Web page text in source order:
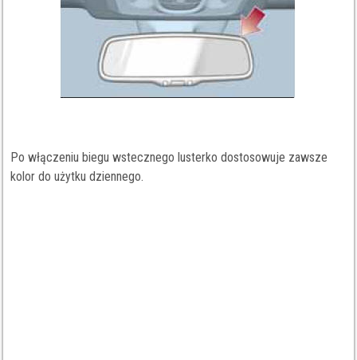
Po włączeniu biegu wstecznego lusterko dostosowuje zawsze
kolor do użytku dziennego.